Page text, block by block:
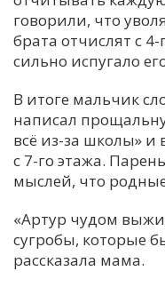
говорили, что
брата отчислят с 4-
сильно испугало
В итоге мальчик
написал
всё из-за школы» и
с 7-го этажа.
мыслей, что
«Артур чудом
сугробы, которые
рассказала мама.